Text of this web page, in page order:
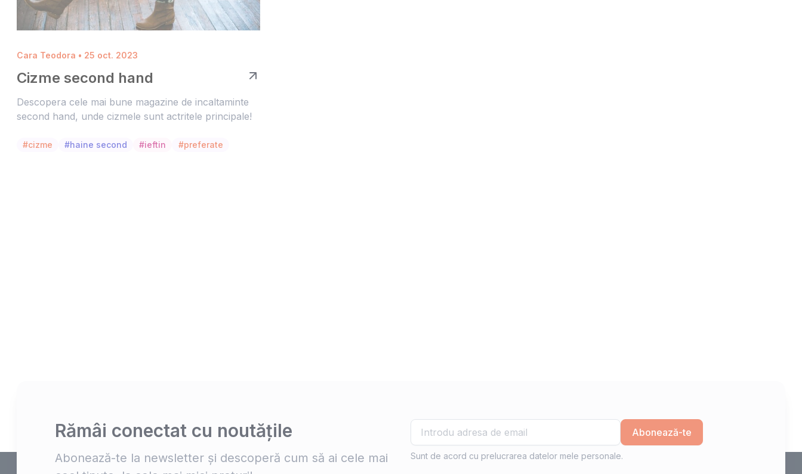
Cara Teodora • 25 oct. 2023
Cizme second hand
Descopera cele mai bune magazine de incaltaminte
second hand, unde cizmele sunt actritele principale!
#cizme #haine second #ieftin #preferate
Rămâi conectat cu noutățile
Abonează-te la newsletter și descoperă cum să ai cele mai
Abonează-te
Sunt de acord cu prelucrarea datelor mele personale.